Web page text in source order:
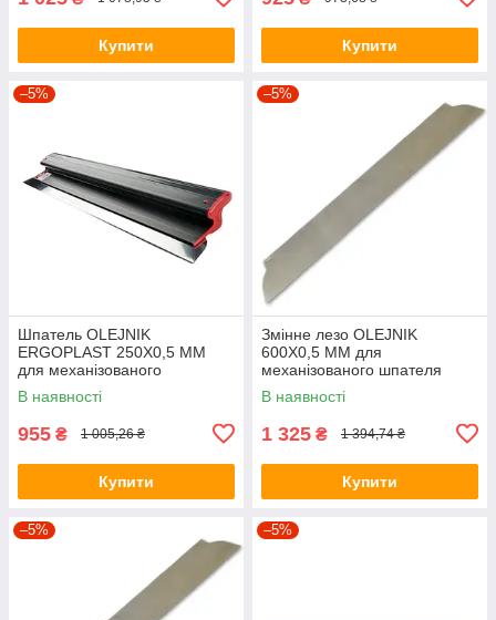
Купити Купити
–5%
Шпатель OLEJNIK
ERGOPLAST 250Х0,5 ММ
для механізованого
нанесення (пластмасовий)
В наявності
955 ₴ 1 005,26 ₴
Купити
–5%
Змінне лезо OLEJNIK
600Х0,5 ММ для
механізованого шпателя
В наявності
1 325 ₴ 1 394,74 ₴
Купити
–5% –5%